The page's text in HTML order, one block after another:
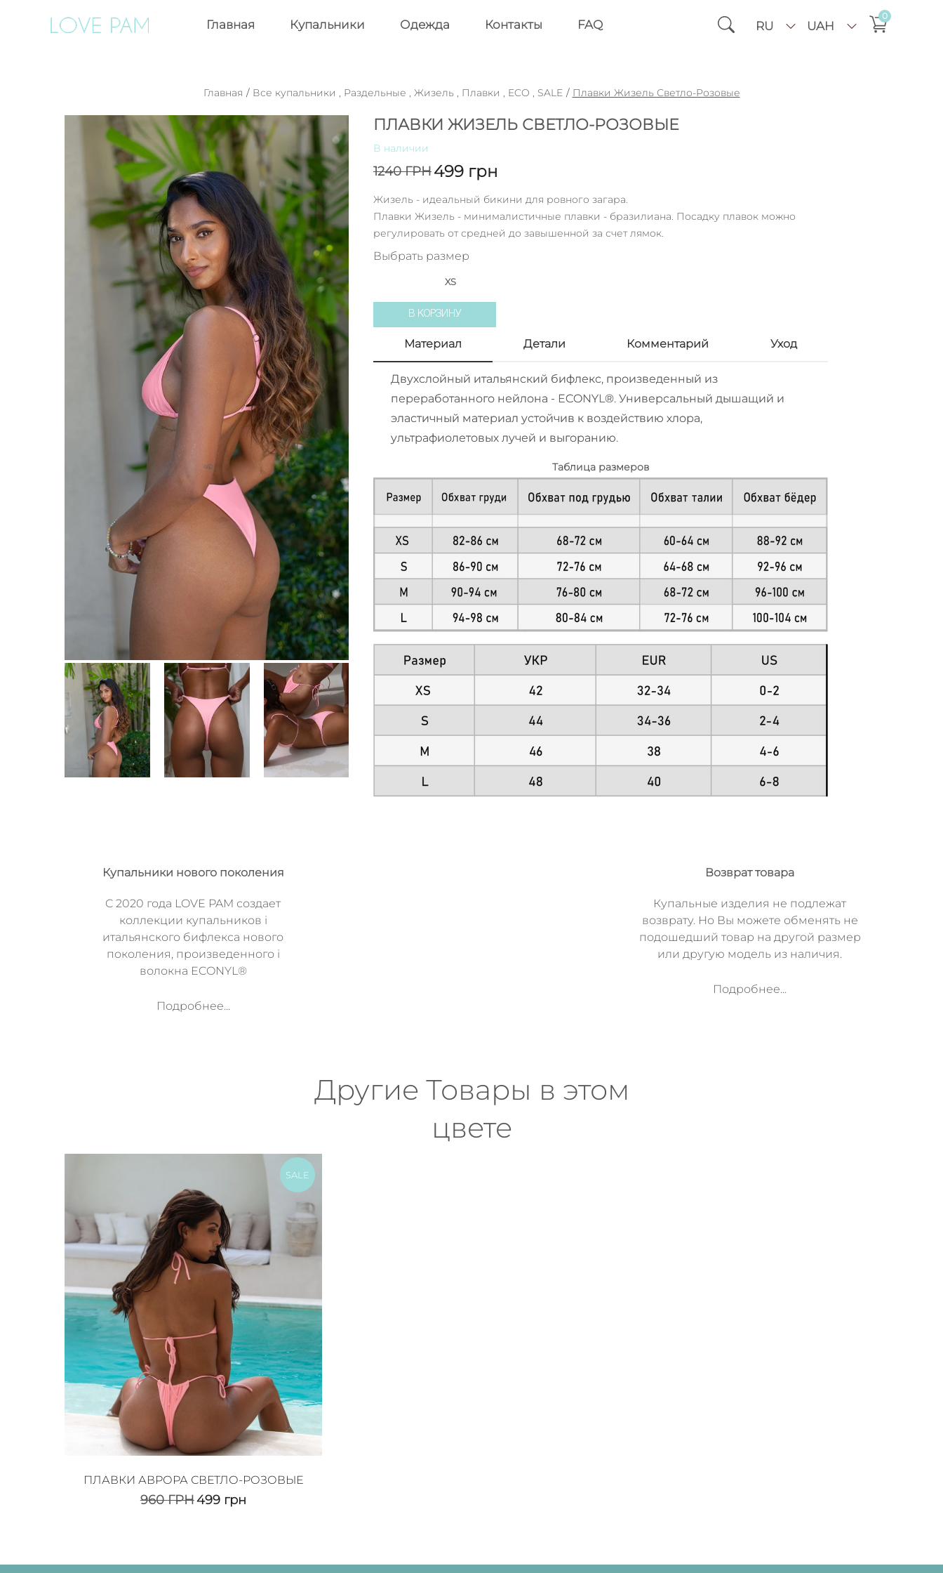
Главная Купальники Одежда Контакты FAQ RU UAH
0
Главная / Все купальники , Раздельные , Жизель, Плавки , ECO , SALE / Плавки Жизель Светло-Розовые
ПЛАВКИ ЖИЗЕЛЬ СВЕТЛО-РОЗОВЫЕ
В наличии
1240ГРН499 грн
Жизель - идеальный бикини для ровного загара.
Плавки Жизель - минималистичные плавки - бразилиана. Посадку плавок можно
регулировать от средней до завышенной за счет лямок.
Выбрать размер
XS
В КОРЗИНУ
Материал Детали Комментарий Уход
Двухслойный итальянский бифлекс, произведенный из
переработанного нейлона - ECONYL®. Универсальный дышащий и
эластичный материал устойчив к воздействию хлора,
ультрафиолетовых лучей и выгоранию.
Таблица размеров
Купальники нового поколения
C 2020 года LOVE PAM создает
коллекции купальников i
итальянского бифлекса нового
поколения, произведенного i
волокна ECONYL®
Подробнее...
Возврат товара
Купальные изделия не подлежат
возврату. Но Вы можете обменять не
подошедший товар на другой размер
или другую модель из наличия.
Подробнее...
Другие Товары в этом
цвете
SALE
ПЛАВКИ АВРОРА СВЕТЛО-РОЗОВЫЕ
960ГРН499 грн